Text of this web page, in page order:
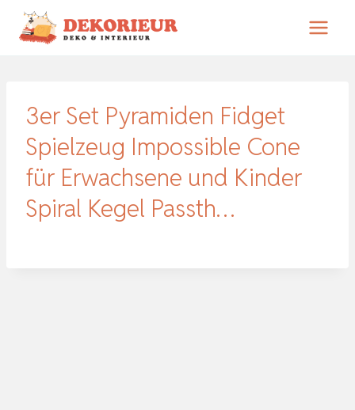
Zum
Inhalt
3er Set Pyramiden Fidget
Spielzeug Impossible Cone
für Erwachsene und Kinder
Spiral Kegel Passth…